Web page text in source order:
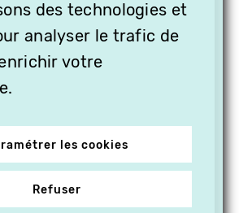
des technologies et
analyser le trafic de
votre
les cookies
Refuser
LA VIDÉO EN
ABONNEZ VOS
À VITHÈQUE !